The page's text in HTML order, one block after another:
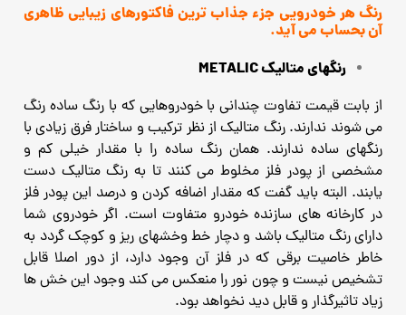
رنگ هر خودرویی جزء جذاب ترین فاکتورهای زیبایی ظاهری
آن بحساب می آید.
رنگهای متالیک METALIC
از بابت قیمت تفاوت چندانی با خودروهایی که با رنگ ساده رنگ
می شوند ندارند. رنگ متالیک از نظر ترکیب و ساختار فرق زیادی با
رنگهای ساده ندارند.همان رنگ ساده را با مقدار خیلی کم و
مشخصی از پودر فلز مخلوط می کنند تا به رنگ متالیک دست
یابند. البته باید گفت که مقدار اضافه کردن و درصد این پودر فلز
در کارخانه های سازنده خودرو متفاوت است. اگر خودروی شما
دارای رنگ متالیک باشد و دچار خط وخشهای ریز و کوچک گردد به
خاطر خاصیت برقی که در فلز آن وجود دارد، از دور اصلا قابل
تشخیص نیست و چون نور را منعکس می کند وجود این خش ها
زیاد تاثیرگذار و قابل دید نخواهد بود.